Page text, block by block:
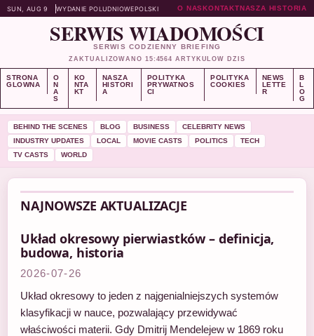
SUN, AUG 9 WYDANIE POLUDNIOWEPOLSKI O NASKONTAKTNASZA HISTORIA
SERWIS WIADOMOŚCI
SERWIS CODZIENNY BRIEFING
ZAKTUALIZOWANO 15:4564 ARTYKULOW DZIS
STRONA
GLOWNA
O
N
A
S
KO
NTA
KT
NASZA
HISTORI
A
POLITYKA
PRYWATNOS
CI
POLITYKA
COOKIES
NEWS
LETTE
R
B
L
O
G
BEHIND THE SCENES BLOG BUSINESS
CELEBRITY NEWS
INDUSTRY UPDATES
LOCAL MOVIE CASTS POLITICS
TECH
TV CASTS
WORLD
NAJNOWSZE AKTUALIZACJE
Układ okresowy pierwiastków – definicja,
budowa, historia
2026-07-26
Układ okresowy to jeden z najgenialniejszych systemów
klasyfikacji w nauce, pozwalający przewidywać
właściwości materii. Gdy Dmitrij Mendelejew w 1869 roku